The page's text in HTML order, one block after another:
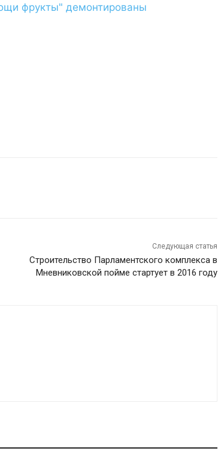
Следующая статья
Строительство Парламентского комплекса в
Мневниковской пойме стартует в 2016 году